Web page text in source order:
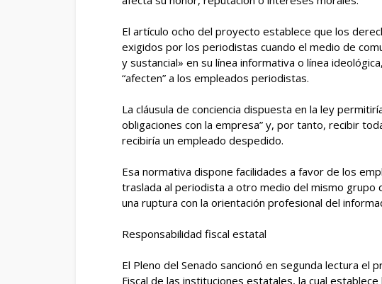
El artículo ocho del proyecto establece que los
exigidos por los periodistas cuando el medio de
y sustancial» en su línea informativa o línea
“afecten” a los empleados periodistas.
La cláusula de conciencia dispuesta en la ley
obligaciones con la empresa” y, por tanto, recibir
recibiría un empleado despedido.
Esa normativa dispone facilidades a favor de los
traslada al periodista a otro medio del mismo grupo
una ruptura con la orientación profesional del
Responsabilidad fiscal estatal
El Pleno del Senado sancionó en segunda lectura el
Fiscal de las instituciones estatales, la cual